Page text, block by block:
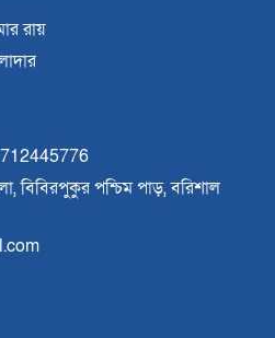
কুয়াকাটা, মুখ থুবড়ে পড়ছে
মিলাদ, ১৭ বছর পর বাড়ি ফিরলেন
বরখাস্ত
সড়ক কেটে কালভার্ট নির্মাণ
রায়
বিবিরপুকুর পশ্চিম পাড়, বরিশাল